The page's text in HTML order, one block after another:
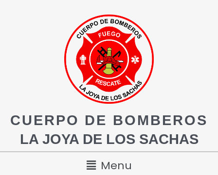
CUERPO DE BOMBEROS
LA JOYA DE LOS SACHAS
Menu